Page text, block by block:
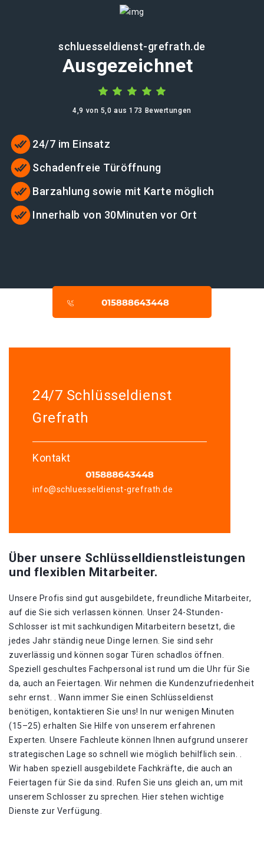
schluesseldienst-grefrath.de
Ausgezeichnet
4,9 von 5,0 aus 173 Bewertungen
24/7 im Einsatz
Schadenfreie Türöffnung
Barzahlung sowie mit Karte möglich
Innerhalb von 30Minuten vor Ort
24/7 Schlüsseldienst
Grefrath
Kontakt
info@schluesseldienst-grefrath.de
Über unsere Schlüsselldienstleistungen
und flexiblen Mitarbeiter.
Unsere Profis sind gut ausgebildete, freundliche Mitarbeiter,
auf die Sie sich verlassen können. Unser 24-Stunden-
Schlosser ist mit sachkundigen Mitarbeitern besetzt, die
jedes Jahr ständig neue Dinge lernen. Sie sind sehr
zuverlässig und können sogar Türen schadlos öffnen.
Speziell geschultes Fachpersonal ist rund um die Uhr für Sie
da, auch an Feiertagen. Wir nehmen die Kundenzufriedenheit
sehr ernst. . Wann immer Sie einen Schlüsseldienst
benötigen, kontaktieren Sie uns! In nur wenigen Minuten
(15–25) erhalten Sie Hilfe von unserem erfahrenen
Experten. Unsere Fachleute können Ihnen aufgrund unserer
strategischen Lage so schnell wie möglich behilflich sein. .
Wir haben speziell ausgebildete Fachkräfte, die auch an
Feiertagen für Sie da sind. Rufen Sie uns gleich an, um mit
unserem Schlosser zu sprechen. Hier stehen wichtige
Dienste zur Verfügung.